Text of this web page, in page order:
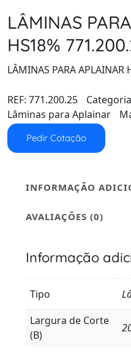
LÂMINAS
HS18%
LÂMINAS PARA APLAINAR
REF: 771.200.25
Lâminas para Aplainar
Pedir Cotação
INFORMAÇÃO
AVALIAÇÕES (0)
Informação
Tipo
Largura de Corte
(B)